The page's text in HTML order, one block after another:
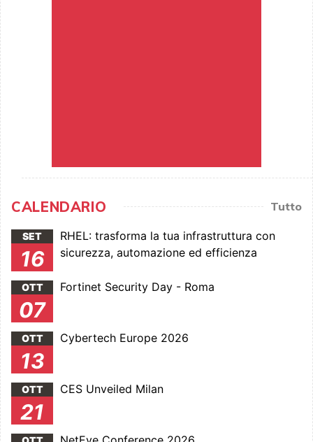
CALENDARIO Tutto
SET
16
RHEL: trasforma la tua infrastruttura con
sicurezza, automazione ed efficienza
OTT
07
Fortinet Security Day - Roma
OTT
13
Cybertech Europe 2026
OTT
21
CES Unveiled Milan